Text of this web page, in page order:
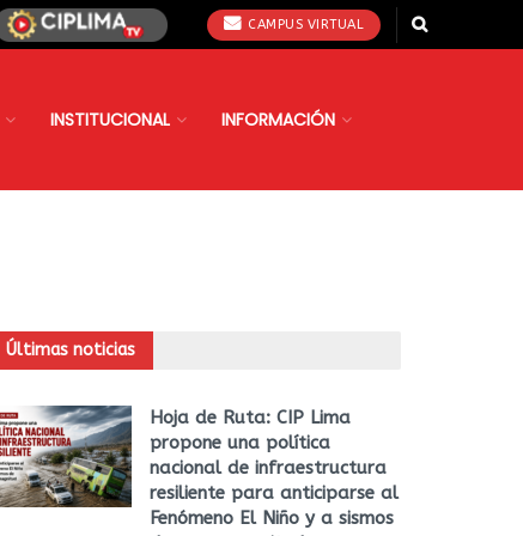
CAMPUS VIRTUAL
INSTITUCIONAL INFORMACIÓN
Últimas noticias
Hoja de Ruta: CIP Lima
propone una política
nacional de infraestructura
resiliente para anticiparse al
Fenómeno El Niño y a sismos